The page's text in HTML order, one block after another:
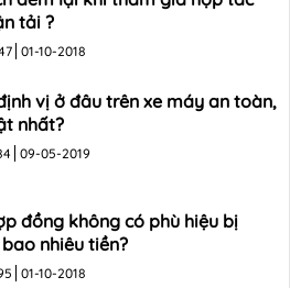
làtải ?
01-10-2018
vị ở đâu trên xe máy an toàn,
nhất?
09-05-2019
đồng không có phù hiệu bị
nhiêu tiền?
01-10-2018